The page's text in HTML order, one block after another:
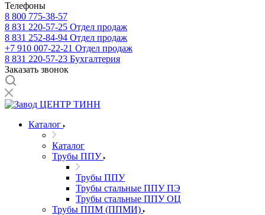
Телефоны
8 800 775-38-57
8 831 220-57-25 Отдел продаж
8 831 252-84-94 Отдел продаж
+7 910 007-22-21 Отдел продаж
8 831 220-57-23 Бухгалтерия
Заказать звонок
Каталог
Каталог
Трубы ППУ
Трубы ППУ
Трубы стальные ППУ ПЭ
Трубы стальные ППУ ОЦ
Трубы ППМ (ППМИ)